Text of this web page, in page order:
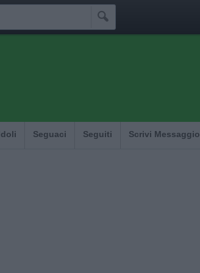

Seguaci Seguiti Scrivi Messaggio